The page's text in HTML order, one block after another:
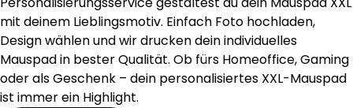
mit deinem Lieblingsmotiv. Einfach Foto hochladen,
Design wählen und wir drucken dein individuelles
Mauspad in bester Qualität. Ob fürs Homeoffice, Gaming
oder als Geschenk – dein personalisiertes XXL-Mauspad
ist immer ein Highlight.